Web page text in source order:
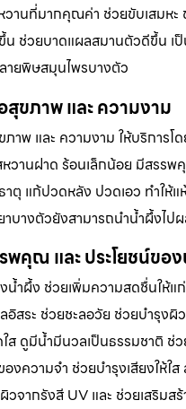
านที่มากคุณค่า ช่วยขับเสมหะ
น ช่วยบาดแผลสมานตัวดีขึ้น เ
ายพิษสมุนไพรบางตัว
สุขภาพ และ ความงาม
ภาพ และ ความงาม ให้บริการโ
หวานฝาด ร้อนเล็กน้อย มีสรร
าตุ แก้ปวดหลัง ปวดเอว ทำให้แ
บางตัวยังสามารถนำน้ำผึ้งไป
พคุณ และ ประโยชน์ขอ
น้ำผึ้ง ช่วยเพิ่มความสดชื่นให้แ
สระ ช่วยชะลอวัย ช่วยบำรุงผิ
ส ดูมีน้ำมีนวลเป็นธรรมชาติ ช่
องความจำ ช่วยบำรุงเสียงให้ใ
จากรังสี UV และ ช่วยเสริมส